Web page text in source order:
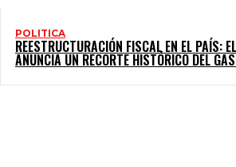
POLITICA
REESTRUCTURACIÓN FISCAL EN EL PAÍS:
ANUNCIA UN RECORTE HISTÓRICO DEL